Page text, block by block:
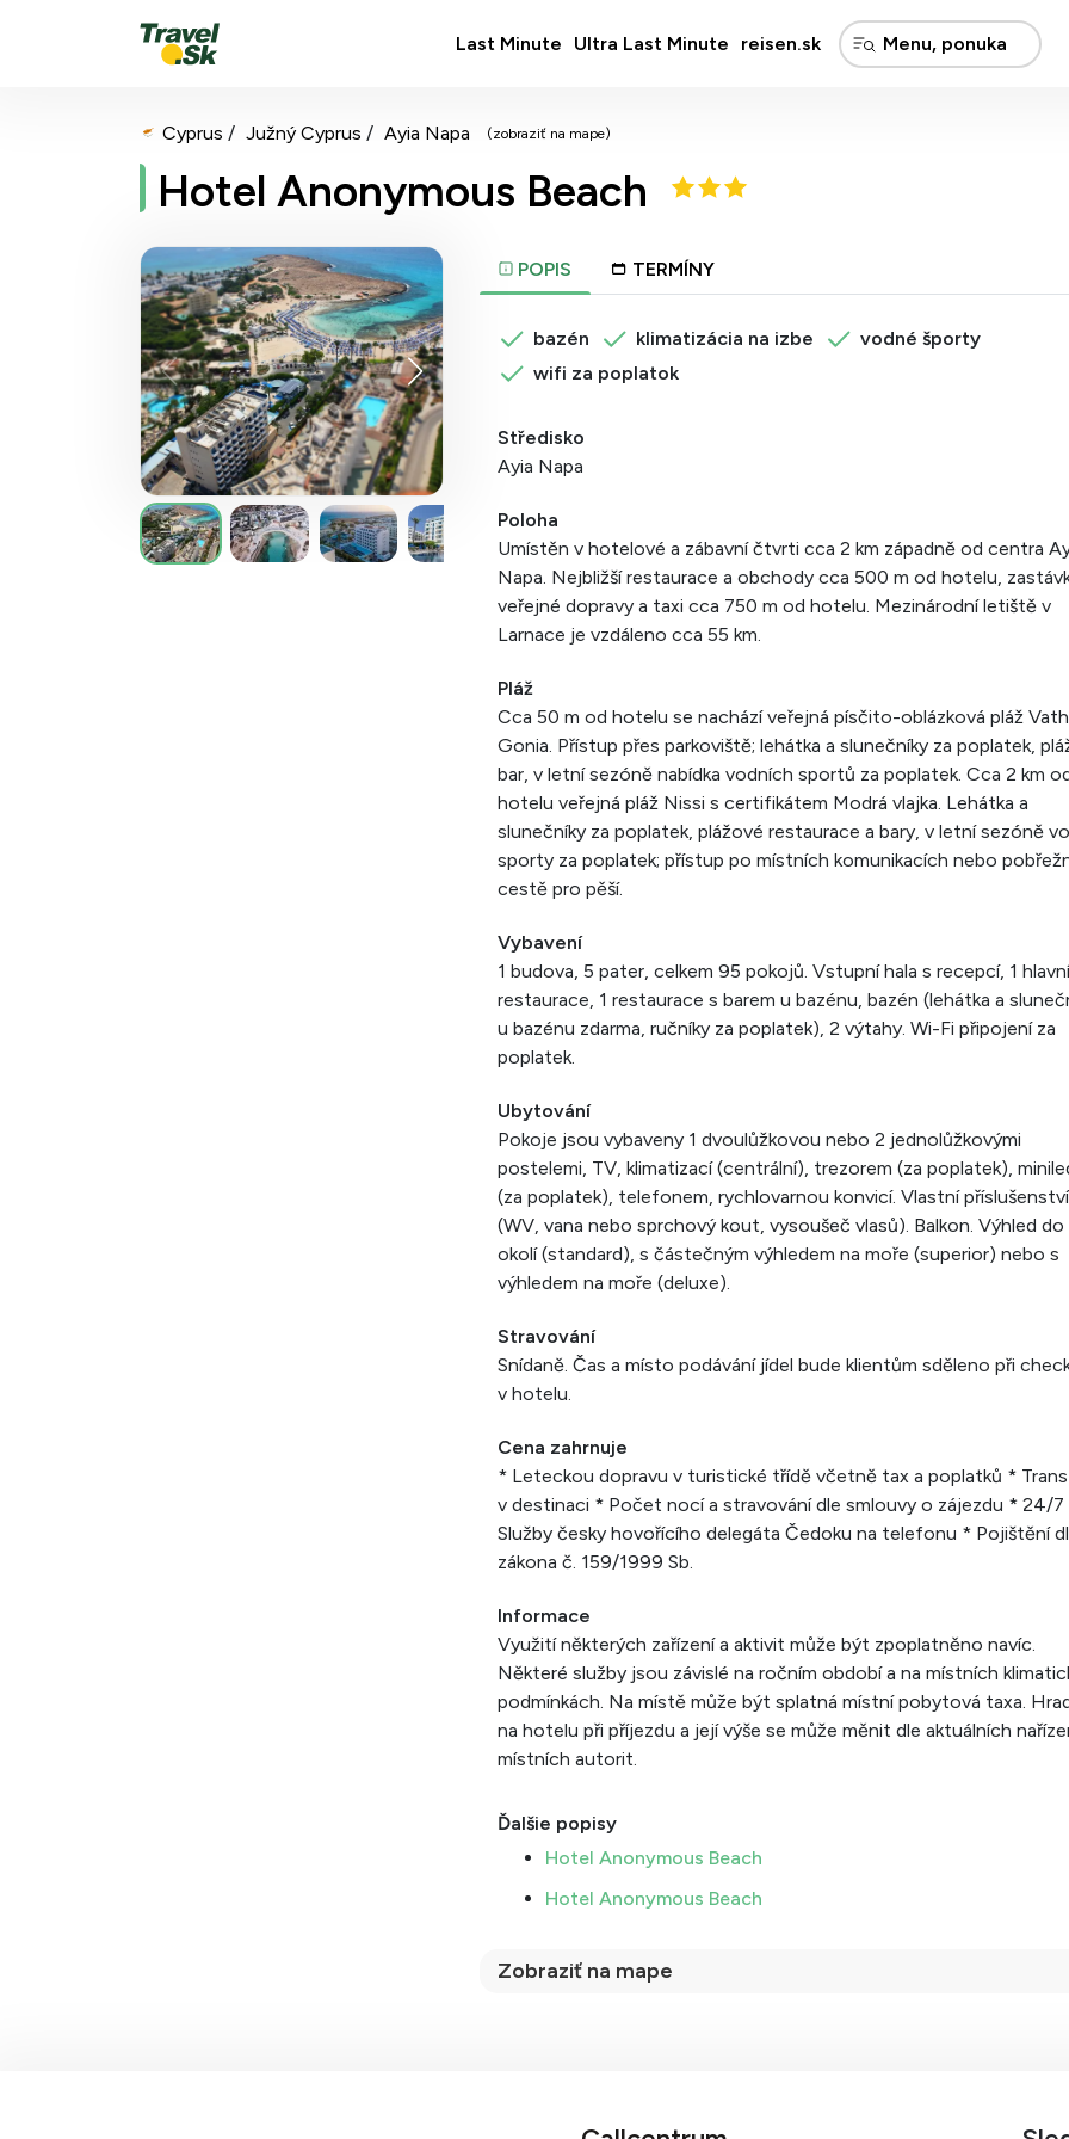
Last Minute Ultra Last Minute reisen.sk
Cyprus Južný Cyprus Ayia Napa (zobraziť na mape)
Hotel Anonymous Beach
POPIS TERMÍNY
bazén klimatizácia na izbe
vodné športy
wifi za poplatok
Středisko
Ayia Napa
Poloha
Umístěn v hotelové a zábavní čtvrti cca 2 km západně od centra
Napa. Nejbližší restaurace a obchody cca 500 m od hotelu,
veřejné dopravy a taxi cca 750 m od hotelu. Mezinárodní letiště v
Larnace je vzdáleno cca 55 km.
Pláž
Cca 50 m od hotelu se nachází veřejná písčito-oblázková pláž
Gonia. Přístup přes parkoviště; lehátka a slunečníky za poplatek,
bar, v letní sezóně nabídka vodních sportů za poplatek. Cca 2 km
hotelu veřejná pláž Nissi s certifikátem Modrá vlajka. Lehátka a
slunečníky za poplatek, plážové restaurace a bary, v letní sezóně
sporty za poplatek; přístup po místních komunikacích nebo
cestě pro pěší.
Vybavení
1 budova, 5 pater, celkem 95 pokojů. Vstupní hala s recepcí, 1 hlavní
restaurace, 1 restaurace s barem u bazénu, bazén (lehátka a
u bazénu zdarma, ručníky za poplatek), 2 výtahy. Wi-Fi připojení za
poplatek.
Ubytování
Pokoje jsou vybaveny 1 dvoulůžkovou nebo 2 jednolůžkovými
postelemi, TV, klimatizací (centrální), trezorem (za poplatek),
(za poplatek), telefonem, rychlovarnou konvicí. Vlastní příslušenství
(WV, vana nebo sprchový kout, vysoušeč vlasů). Balkon. Výhled do
okolí (standard), s částečným výhledem na moře (superior) nebo s
výhledem na moře (deluxe).
Stravování
Snídaně. Čas a místo podávání jídel bude klientům sděleno při
v hotelu.
Cena zahrnuje
* Leteckou dopravu v turistické třídě včetně tax a poplatků *
v destinaci * Počet nocí a stravování dle smlouvy o zájezdu * 24/7
Služby česky hovořícího delegáta Čedoku na telefonu * Pojištění
zákona č. 159/1999 Sb.
Informace
Využití některých zařízení a aktivit může být zpoplatněno navíc.
Některé služby jsou závislé na ročním období a na místních
podmínkách. Na místě může být splatná místní pobytová taxa.
na hotelu při příjezdu a její výše se může měnit dle aktuálních
místních autorit.
Ďalšie popisy
Hotel Anonymous Beach
Hotel Anonymous Beach
Zobraziť na mape